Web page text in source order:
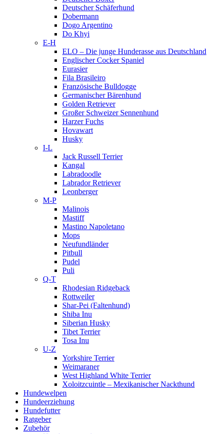
Deutscher Schäferhund
Dobermann
Dogo Argentino
Do Khyi
E-H
ELO – Die junge Hunderasse aus Deutschland
Englischer Cocker Spaniel
Eurasier
Fila Brasileiro
Französische Bulldogge
Germanischer Bärenhund
Golden Retriever
Großer Schweizer Sennenhund
Harzer Fuchs
Hovawart
Husky
I-L
Jack Russell Terrier
Kangal
Labradoodle
Labrador Retriever
Leonberger
M-P
Malinois
Mastiff
Mastino Napoletano
Mops
Neufundländer
Pitbull
Pudel
Puli
Q-T
Rhodesian Ridgeback
Rottweiler
Shar-Pei (Faltenhund)
Shiba Inu
Siberian Husky
Tibet Terrier
Tosa Inu
U-Z
Yorkshire Terrier
Weimaraner
West Highland White Terrier
Xoloitzcuintle – Mexikanischer Nackthund
Hundewelpen
Hundeerziehung
Hundefutter
Ratgeber
Zubehör